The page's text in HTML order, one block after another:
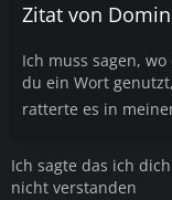
Zitat von
Ich muss sagen,
du ein Wort
ratterte es in
Ich sagte das ich
nicht verstanden